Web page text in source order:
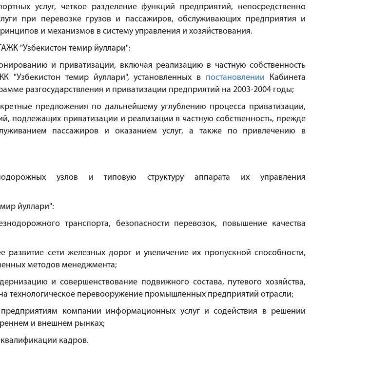
услуг, четкое разделение функций предприятий, непосредственно
при перевозке грузов и пассажиров, обслуживающих предприятия и
и механизмов в систему управления и хозяйствования.
"Узбекистон темир йуллари":
и приватизации, включая реализацию в частную собственность
"Узбекистон темир йуллари", установленных в постановлении Кабинета
разгосударствления и приватизации предприятий на 2003-2004 годы;
предложения по дальнейшему углублению процесса приватизации,
подлежащих приватизации и реализации в частную собственность, прежде
пассажиров и оказанием услуг, а также по привлечению в
узлов и типовую структуру аппарата их управления
йуллари":
транспорта, безопасности перевозок, повышение качества
развитие сети железных дорог и увеличение их пропускной способности,
методов менеджмента;
и совершенствование подвижного состава, путевого хозяйства,
технологическое перевооружение промышленных предприятий отрасли;
компании информационных услуг и содействия в решении
и внешнем рынках;
кадров.